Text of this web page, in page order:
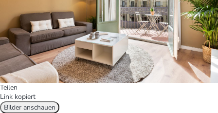
Teilen
Link kopiert
Bilder anschauen